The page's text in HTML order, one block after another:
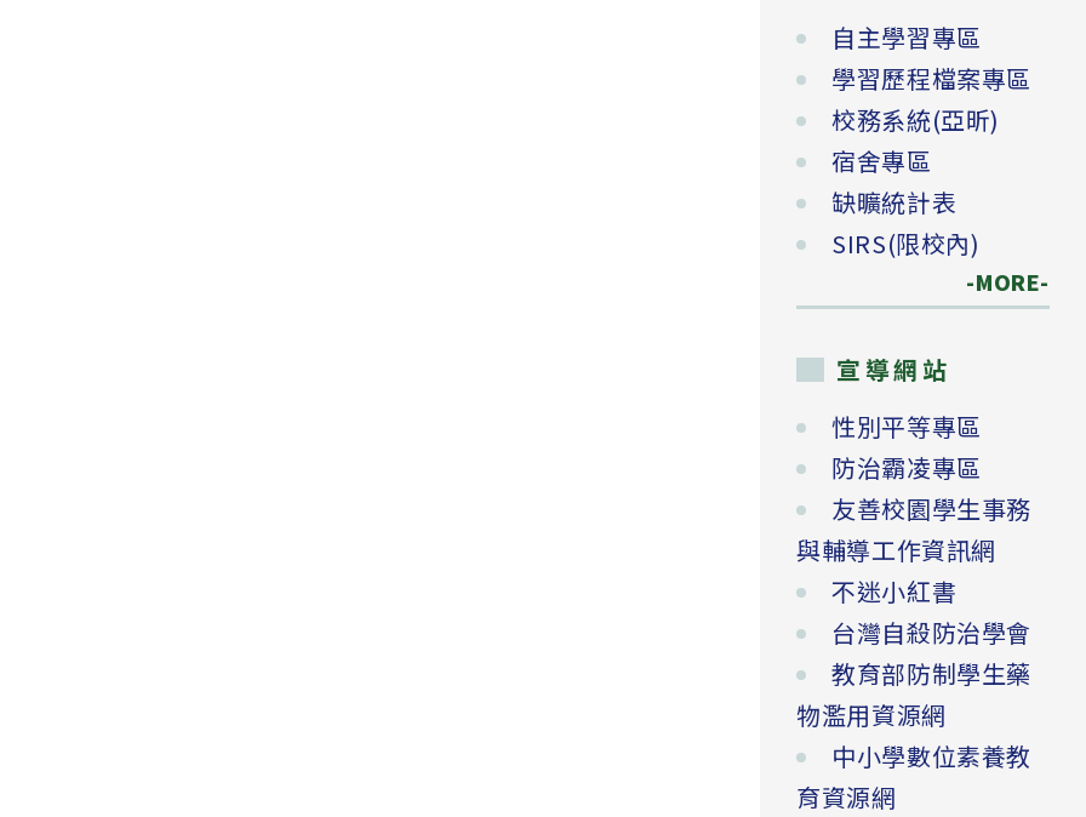
自主學習專區
學習歷程檔案專區
校務系統(亞昕)
宿舍專區
缺曠統計表
SIRS(限校內)
-MORE-
宣導網站
性別平等專區
防治霸凌專區
友善校園學生事務
與輔導工作資訊網
不迷小紅書
台灣自殺防治學會
教育部防制學生藥
物濫用資源網
中小學數位素養教
育資源網